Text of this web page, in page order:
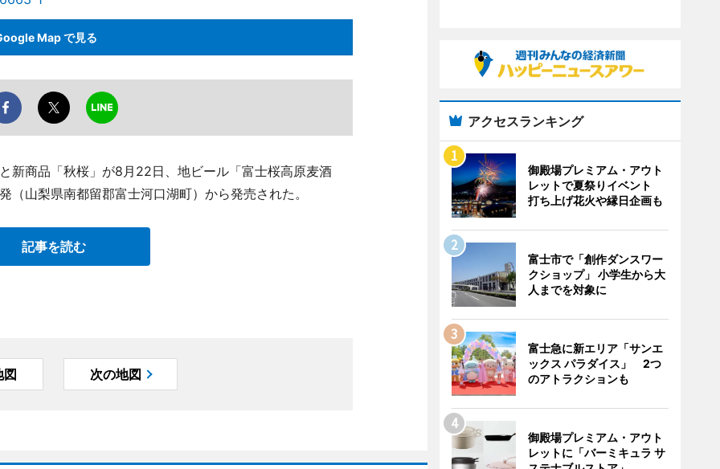
Map で見る
新商品「秋桜」が8月22日、地ビール「富士桜高原麦酒
山梨県南都留郡富士河口湖町）から発売された。
記事を読む
図 次の地図
アクセスランキング
御殿場プレミアム・アウト
レットで夏祭りイベント
打ち上げ花火や縁日企画も
富士市で「創作ダンスワー
クショップ」 小学生から大
人までを対象に
富士急に新エリア「サンエ
ックス パラダイス」 2つ
のアトラクションも
御殿場プレミアム・アウト
レットに「バーミキュラ サ